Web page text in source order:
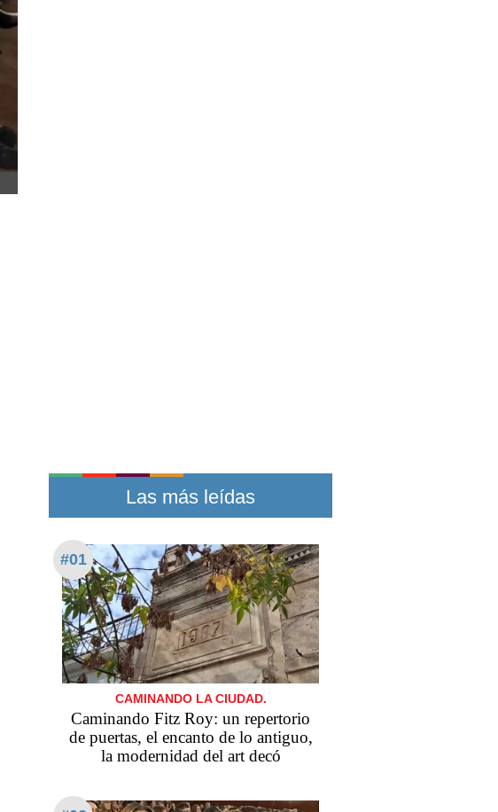
Las más leídas
#01
CAMINANDO LA CIUDAD.
Caminando Fitz Roy: un repertorio
de puertas, el encanto de lo antiguo,
la modernidad del art decó